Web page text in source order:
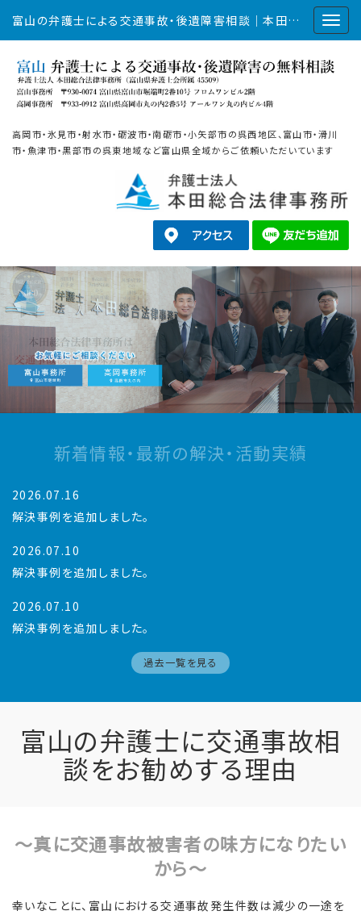
富山の弁護士による交通事故・後遺障害相談｜本田総合法律事務所
高岡市・氷見市・射水市・砺波市・南砺市・小矢部市の呉西地区、富山市・滑川
市・魚津市・黒部市の呉東地域など富山県全域からご依頼いただいています
新着情報・最新の解決・活動実績
2026.07.16
解決事例を追加しました。
2026.07.10
解決事例を追加しました。
2026.07.10
解決事例を追加しました。
過去一覧を見る
富山の弁護士に交通事故相
談をお勧めする理由
～真に交通事故被害者の味方になりたい
から～
幸いなことに、富山における交通事故発生件数は減少の一途を